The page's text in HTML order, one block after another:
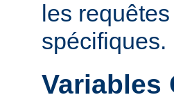
les
spécifiques.
Variables